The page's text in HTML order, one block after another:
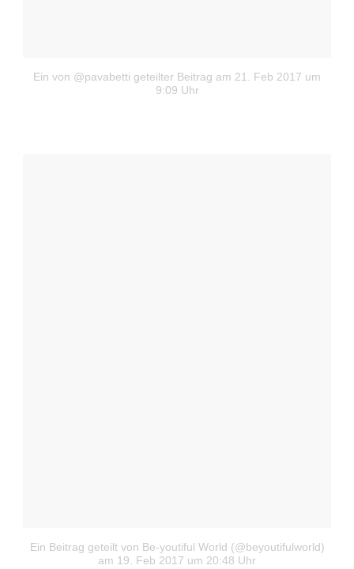
Ein von @pavabetti geteilter Beitrag am 21. Feb 2017 um
9:09 Uhr
Ein Beitrag geteilt von Be-youtiful World (@beyoutifulworld)
am 19. Feb 2017 um 20:48 Uhr